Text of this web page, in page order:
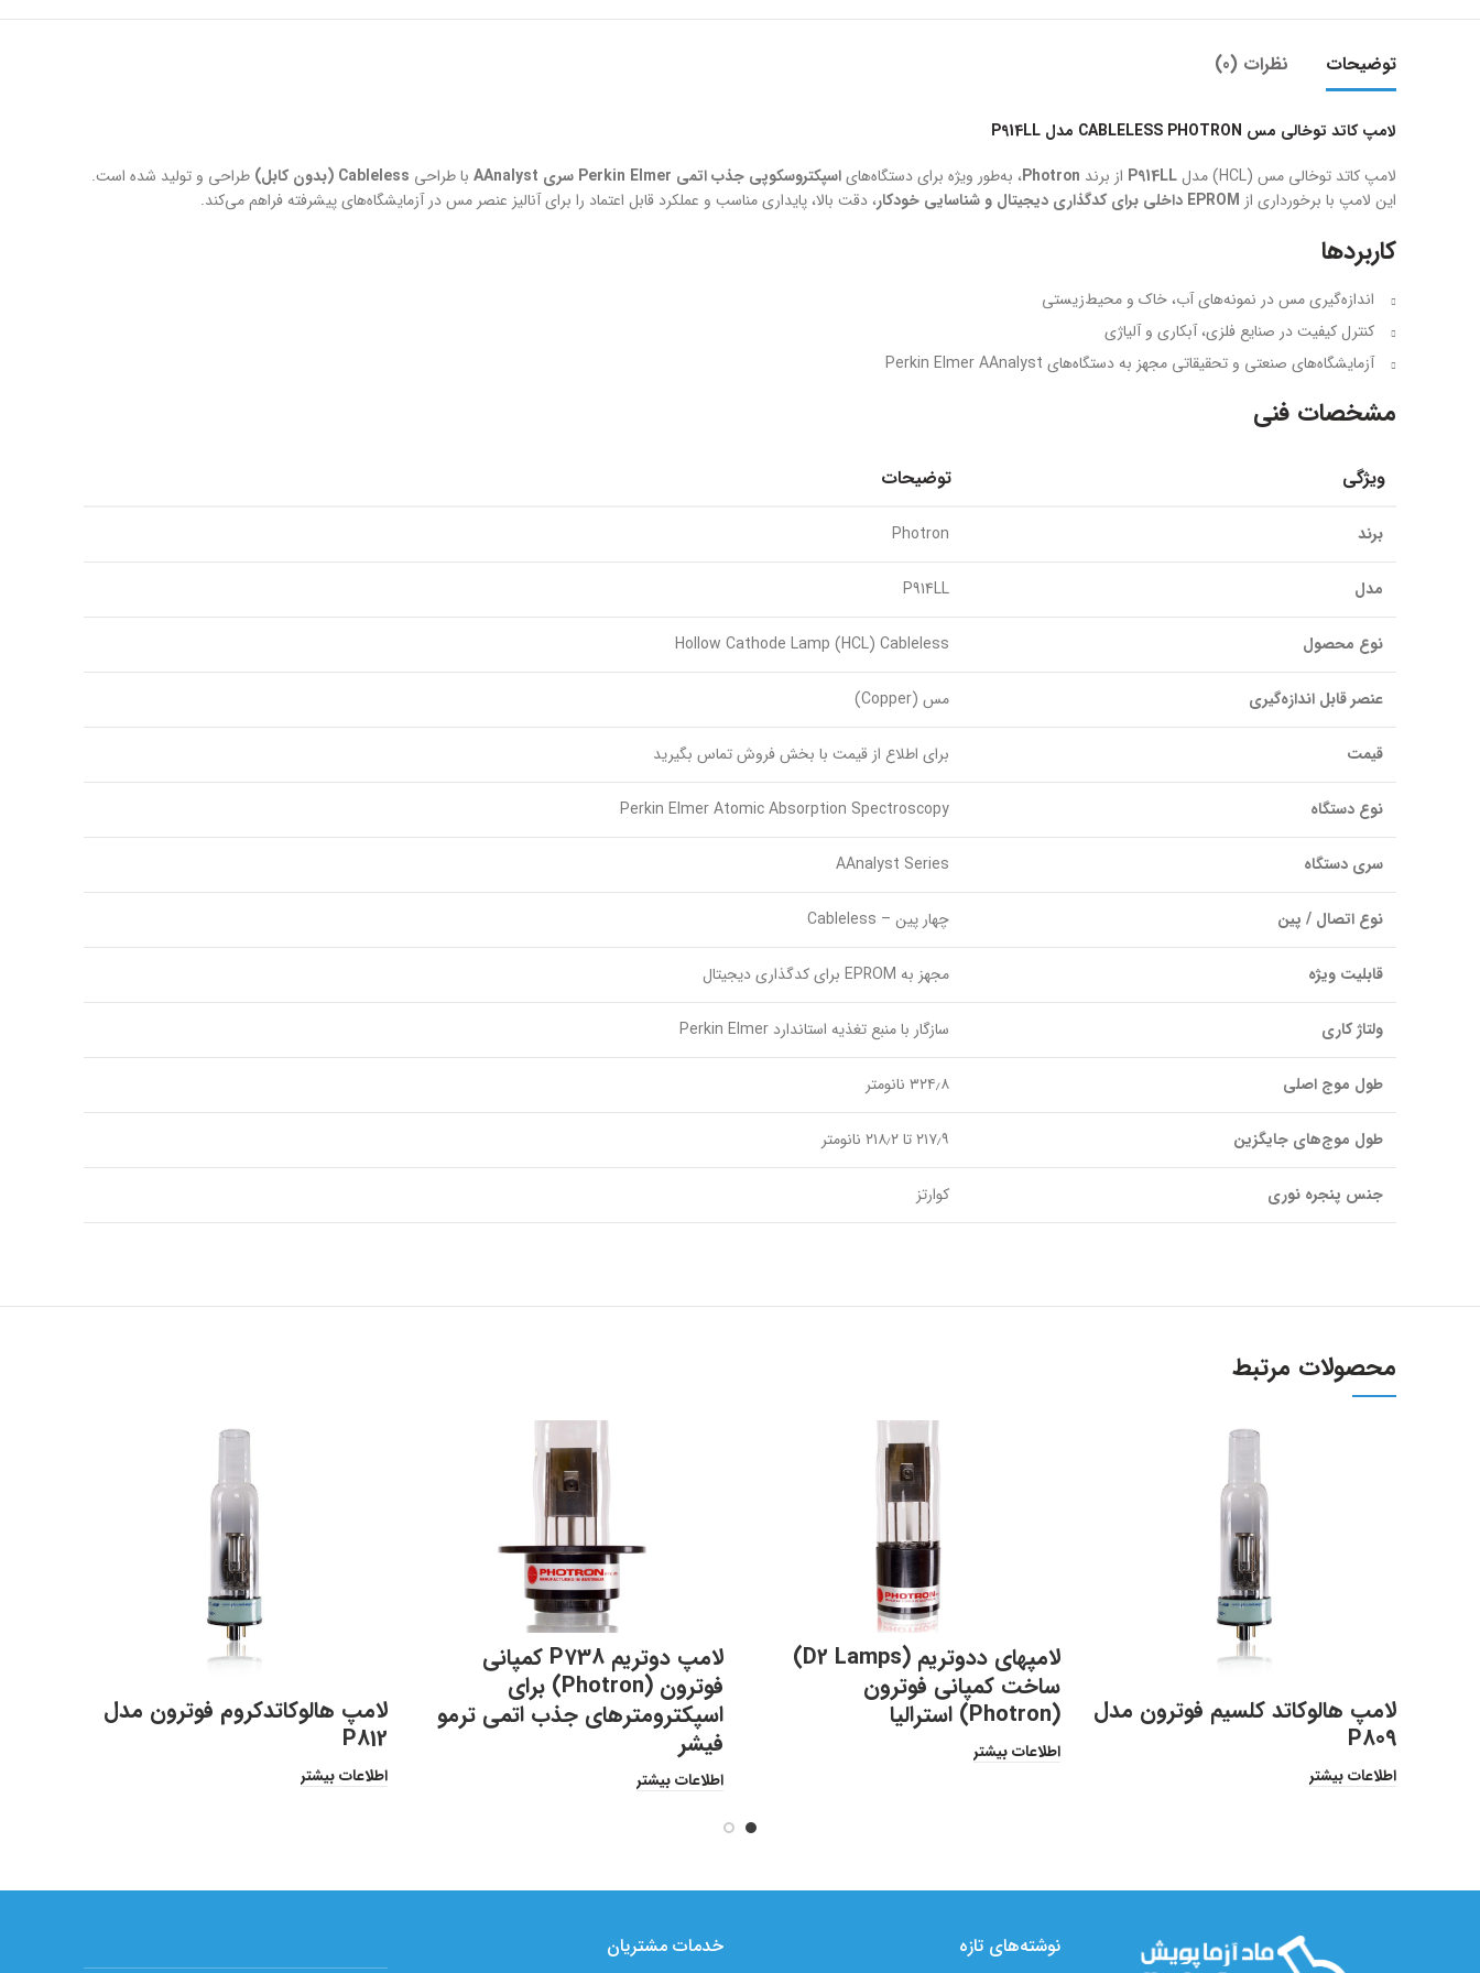
توضیحات نظرات (0)
لامپ کاتد توخالی مس CABLELESS PHOTRON مدل P914LL
لامپ کاتد توخالی مس (HCL) مدل
P914LL از برند Photron، به‌طور ویژه برای دستگاه‌هایاسپکتروسکوپی جذب اتمی Perkin Elmer سری AAnalyst با طراحی Cableless (بدون کابل)
طراحی و تولید شده است.
این لامپ با برخورداری از EPROM داخلی برای کدگذاری دیجیتال و شناسایی خودکار ، دقت بالا، پایداری مناسب و عملکرد قابل اعتماد را برای آنالیز عنصر مس در آزمایشگاه‌های پیشرفته فراهم می‌کند.
کاربردها
اندازه‌گیری مس در نمونه‌های آب، خاک و محیط‌زیستی
کنترل کیفیت در صنایع فلزی، آبکاری و آلیاژی
آزمایشگاه‌های صنعتی و تحقیقاتی مجهز به دستگاه‌های Perkin Elmer AAnalyst
مشخصات فنی
ویژگی توضیحات
برند Photron
مدل P914LL
نوع محصول Hollow Cathode Lamp (HCL) Cableless
عنصر قابل اندازه‌گیری مس (Copper)
قیمت برای اطلاع از قیمت با بخش فروش تماس بگیرید
نوع دستگاه Perkin Elmer Atomic Absorption Spectroscopy
سری دستگاه AAnalyst Series
نوع اتصال / پین چهار پین – Cableless
قابلیت ویژه مجهز به EPROM برای کدگذاری دیجیتال
ولتاژ کاری سازگار با منبع تغذیه استاندارد Perkin Elmer
طول موج اصلی ۳۲۴٫۸ نانومتر
طول موج‌های جایگزین ۲۱۷٫۹ تا ۲۱۸٫۲ نانومتر
جنس پنجره نوری کوارتز
محصولات مرتبط
لامپ هالوکاتد کلسیم فوترون مدل
P809
اطلاعات بیشتر
لامپهای ددوتریم (D2 Lamps)
ساخت کمپانی فوترون
(Photron) استرالیا
اطلاعات بیشتر
لامپ دوتریم P738 کمپانی
فوترون (Photron) برای
اسپکترومترهای جذب اتمی ترمو
فیشر
اطلاعات بیشتر
لامپ هالوکاتدکروم فوترون مدل
P812
اطلاعات بیشتر
نوشته‌های تازه خدمات مشتریان